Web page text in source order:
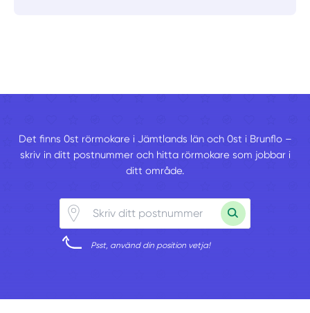
Det finns 0st rörmokare i Jämtlands län och 0st i Brunflo –
skriv in ditt postnummer och hitta rörmokare som jobbar i
ditt område.
Psst, använd din position vetja!